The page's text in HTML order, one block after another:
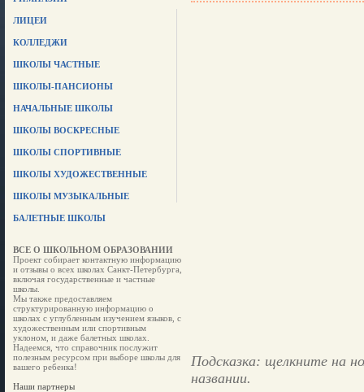
ЛИЦЕИ
КОЛЛЕДЖИ
ШКОЛЫ ЧАСТНЫЕ
ШКОЛЫ-ПАНСИОНЫ
НАЧАЛЬНЫЕ ШКОЛЫ
ШКОЛЫ ВОСКРЕСНЫЕ
ШКОЛЫ СПОРТИВНЫЕ
ШКОЛЫ ХУДОЖЕСТВЕННЫЕ
ШКОЛЫ МУЗЫКАЛЬНЫЕ
БАЛЕТНЫЕ ШКОЛЫ
ВСЕ О ШКОЛЬНОМ ОБРАЗОВАНИИ
Проект собирает контактную информацию
и отзывы о всех школах Санкт-Петербурга,
включая государственные и частные
школы.
Мы также предоставляем
структурированную информацию о
школах с углубленным изучением языков, с
художественным или спортивным
уклоном, и даже балетных школах.
Надеемся, что справочник послужит
полезным ресурсом при выборе школы для
вашего ребенка!
Наши партнеры
Подсказка: щелкните на
названии.